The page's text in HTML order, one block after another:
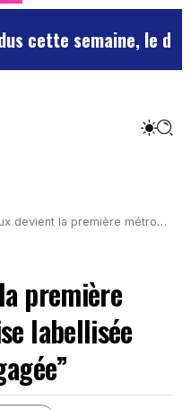
semaine, le
première métropole française labellisée “Territoire Bio Engagée”
première
labellisée